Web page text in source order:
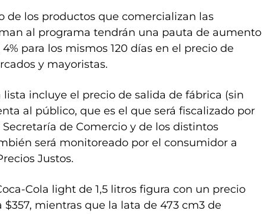
de los productos que comercializan las
al programa tendrán una pauta de aumento
para los mismos 120 días en el precio de
y mayoristas.
lista incluye el precio de salida de fábrica (sin
al público, que es el que será fiscalizado por
de Comercio y de los distintos
será monitoreado por el consumidor a
Justos.
Cola light de 1,5 litros figura con un precio
$357, mientras que la lata de 473 cm3 de